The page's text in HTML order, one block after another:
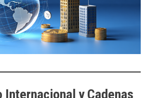
Internacional y Cadenas